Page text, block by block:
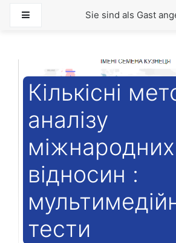
Website-ÜbersichtSie sind als Gast
Кількісні
аналізу
міжнародних
відносин :
тести